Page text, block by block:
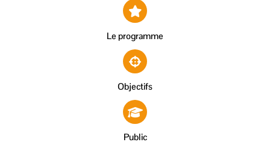
Le programme
Objectifs
Public